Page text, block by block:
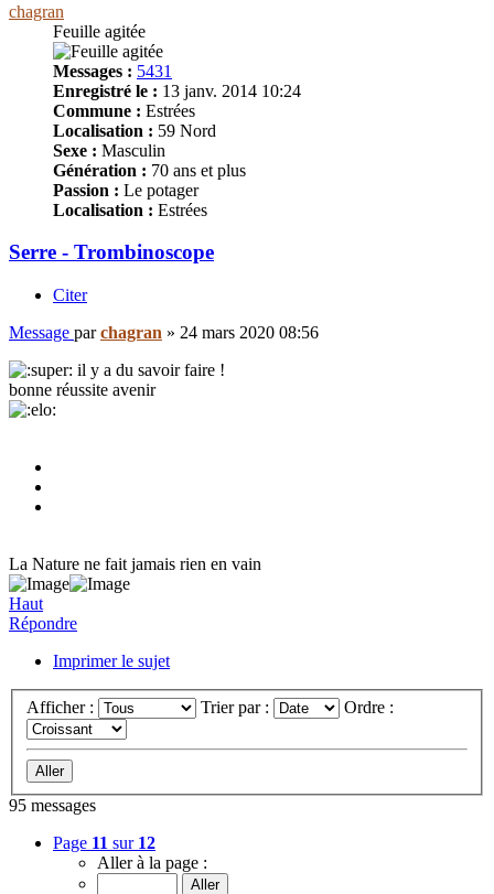
chagran
Feuille agitée
Messages : 5431
Enregistré le : 13 janv. 2014 10:24
Commune : Estrées
Localisation : 59 Nord
Sexe : Masculin
Génération : 70 ans et plus
Passion : Le potager
Localisation : Estrées
Serre - Trombinoscope
Citer
Message parchagran » 24 mars 2020 08:56
il y a du savoir faire !
bonne réussite avenir
La Nature ne fait jamais rien en vain
Haut
Répondre
Imprimer le sujet
Afficher : Trier par : Ordre :
95 messages
Page 11 sur 12
Aller à la page :